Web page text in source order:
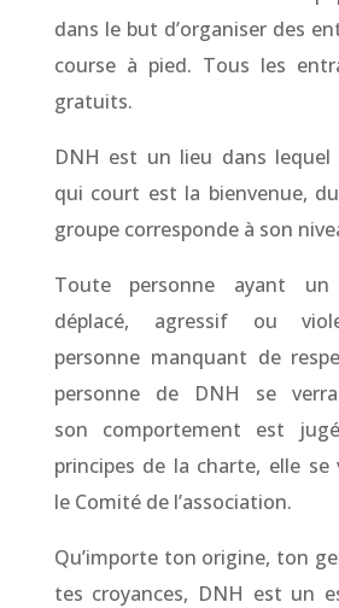
dans le but d’organiser des
course à pied. Tous les
gratuits.
DNH est un lieu dans
qui court est la bienvenue,
groupe corresponde à son
Toute personne ayant un
déplacé, agressif ou
personne manquant de
personne de DNH se
son comportement est
principes de la charte, elle se
le Comité de l’association.
Qu’importe ton origine, ton
tes croyances, DNH est un